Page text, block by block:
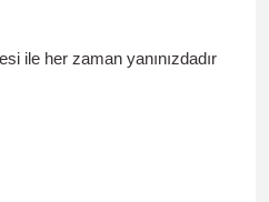
ile her zaman yanınızdadır